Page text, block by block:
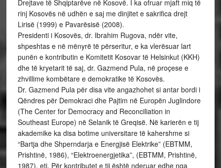
Drejtave të Shqiptarëve në Kosovë. I ka ofruar mjaft miq të
rinj Kosovës në udhën e saj me dinjitet e sakrifica drejt
Lirisë (1999) e Pavarësisë (2008).
Presidenti i Kosovës, dr. Ibrahim Rugova, ndër vite,
shpeshtas e në mënyrë të përseritur, e ka vlerësuar lart
punën e kontributin e Komitetit Kosovar të Helsinkut (KKH)
dhe të kryetarit të saj, dr. Gazmend Pula, në proçese e
zhvillime kombëtare e demokratike të Kosovës.
Dr. Gazmend Pula për disa vite angazhohet si antar bordi i
Qëndres për Demokraci dhe Pajtim në Europën Juglindore
(The Center for Democracy and Reconciliation in
Southeast Europe) në Selanik të Greqisë. Në karierën e tij
akademike ka disa botime universitare të kahershme si
“Bartja dhe Shperndarja e Energjisë Elektrike” (EBTMM,
Prishtinë, 1986), “Elektroenergjetika”, (EBTMM, Prishtinë,
1987), etj. Për kontributet e tij është nderuar edhe nga